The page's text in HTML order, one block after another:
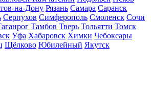
на-Дону Рязань Самара Саранск
Серпухов Симферополь Смоленск Сочи
Тамбов Тверь Тольятти Томск
Уфа Хабаровск Химки Чебоксары
Щёлково Юбилейный Якутск